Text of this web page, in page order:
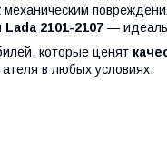
механическим
2101-2107 —
которые ценят
в любых условиях.